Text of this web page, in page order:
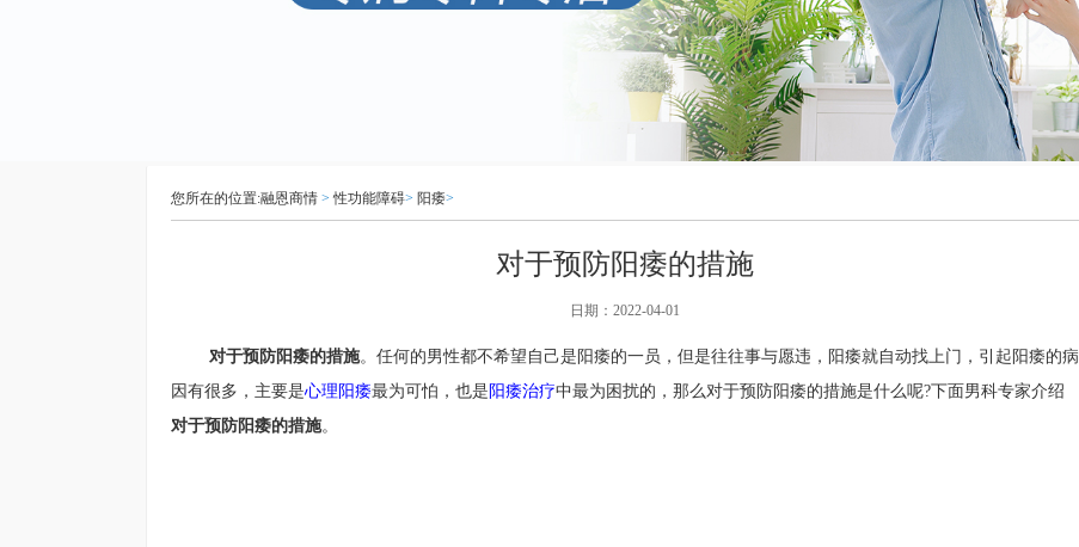
您所在的位置:融恩商情 >性功能障碍> 阳痿>
对于预防阳痿的措施
日期： 2022-04-01
对于预防阳痿的措施。任何的男性都不希望自己是阳痿的一员，但是往往事与愿违，阳痿就自动找上门，引起阳痿的病
因有很多，主要是心理阳痿最为可怕，也是阳痿治疗中最为困扰的，那么对于预防阳痿的措施是什么呢?下面男科专家介绍
对于预防阳痿的措施。